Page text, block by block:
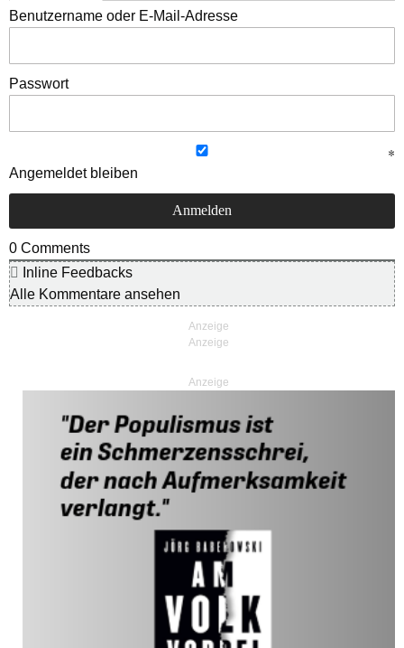
Benutzername oder E-Mail-Adresse
Passwort
Angemeldet bleiben
0 Comments
Inline Feedbacks
Alle Kommentare ansehen
Anzeige